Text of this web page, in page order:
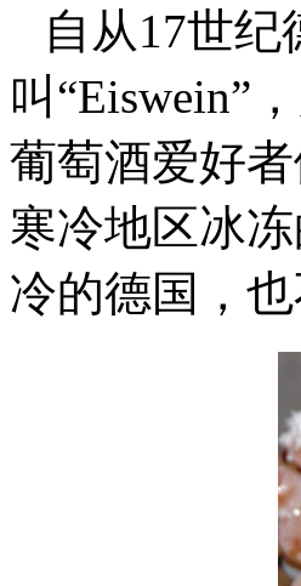
自从17世
叫“Eiswein”
葡萄酒爱好
寒冷地区冰
冷的德国，